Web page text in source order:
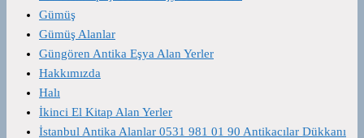
Gümüş
Gümüş Alanlar
Güngören Antika Eşya Alan Yerler
Hakkımızda
Halı
İkinci El Kitap Alan Yerler
İstanbul Antika Alanlar 0531 981 01 90 Antikacılar Dükkanı